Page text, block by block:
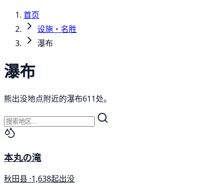
首页
设施・名胜
瀑布
瀑布
熊出没地点附近的瀑布611处。
本丸の滝
秋田县 ·1,638起出没